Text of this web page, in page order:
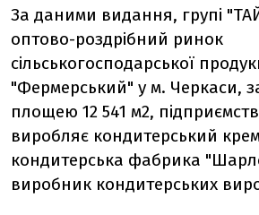
За даними видання, групі
оптово-роздрібний ринок
сільськогосподарської
"Фермерський" у м. Черкаси,
площею 12 541 м2,
виробляє кондитерський
кондитерська фабрика
виробник кондитерських